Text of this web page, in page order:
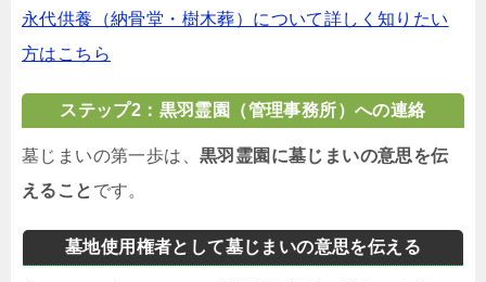
永代供養（納骨堂・樹木葬）について詳しく知りたい
方はこちら
ステップ2：黒羽霊園（管理事務所）への連絡
墓じまいの第一歩は、 黒羽霊園に墓じまいの意思を伝
えること です。
墓地使用権者として墓じまいの意思を伝える